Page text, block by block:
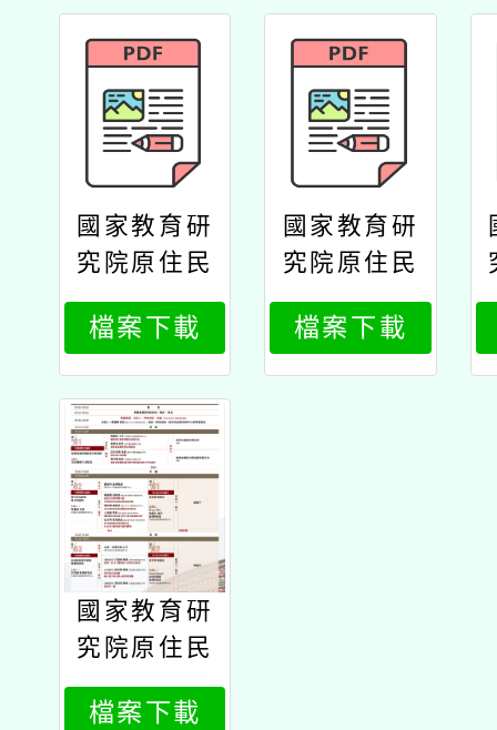
國家教育研
究院原住民
族教育研究
中心辦理11
4年原住民
族教育政策
研討會「原
住民族教育
的未來：傳
承與創新」
公文國家研
究院
檔案下載
國家教育研
究院原住民
族教育研究
中心辦理11
4年原住民
檔案下載
國家教育研
究院原住民
族教育研究
中心辦理11
檔案下載